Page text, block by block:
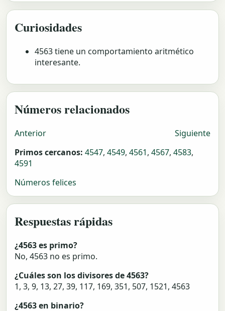
Curiosidades
4563 tiene un comportamiento aritmético
interesante.
Números relacionados
Anterior
Siguiente
Primos cercanos: 4547, 4549, 4561, 4567, 4583,
4591
Números felices
Respuestas rápidas
¿4563 es primo?
No, 4563 no es primo.
¿Cuáles son los divisores de 4563?
1, 3, 9, 13, 27, 39, 117, 169, 351, 507, 1521, 4563
¿4563 en binario?